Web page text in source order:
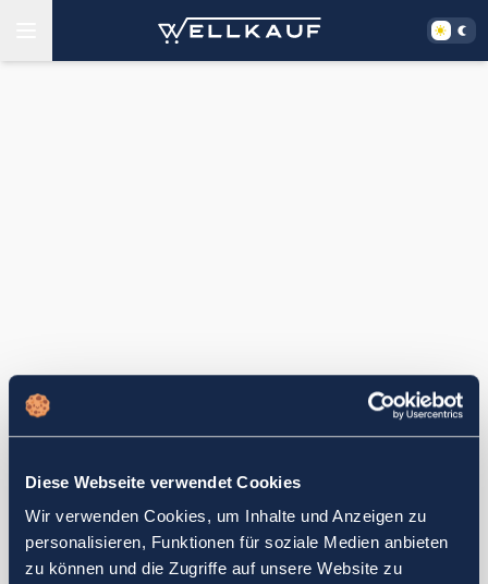
Diese Webseite verwendet Cookies
Wir verwenden Cookies, um Inhalte und Anzeigen zu
personalisieren, Funktionen für soziale Medien anbieten
zu können und die Zugriffe auf unsere Website zu